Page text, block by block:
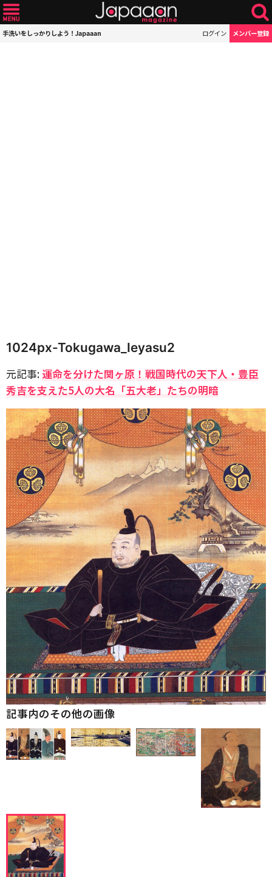
手洗いをしっかりしよう！Japaaan ログイン メンバー登録
1024px-Tokugawa_Ieyasu2
元記事:運命を分けた関ヶ原！戦国時代の天下人・豊臣
秀吉を支えた5人の大名「五大老」たちの明暗
記事内のその他の画像